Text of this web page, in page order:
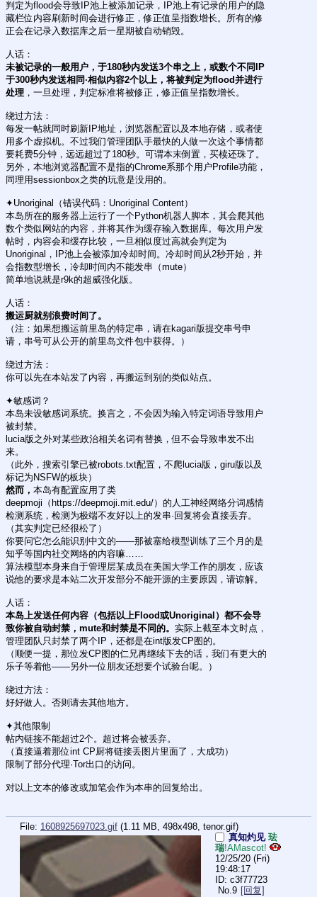
判定为flood会导致IP池上被添加记录，IP池上有记录的用户的隐
藏栏位内容刷新时间会进行修正，修正值呈指数增长。所有的修
正会在记录入数据库之后一星期被自动销毁。
人话：
未被记录的一般用户，于180秒内发送3个串之上，或数个不同IP
于300秒内发送相同·相似内容2个以上，将被判定为flood并进行
处理 ，一旦处理，判定标准将被修正，修正值呈指数增长。
绕过方法：
每发一帖就同时刷新IP地址，浏览器配置以及本地存储，或者使
用多个虚拟机。不过我们管理团队手最快的人做一次这个事情都
要耗费5分钟，远远超过了180秒。可谓本末倒置，买椟还珠了。
另外，本地浏览器配置不是指的Chrome系那个用户Profile功能，
同理用sessionbox之类的玩意是没用的。
✦Unoriginal（错误代码：Unoriginal Content）
本岛所在的服务器上运行了一个Python机器人脚本，其会爬其他
数个类似网站的内容，并将其作为缓存输入数据库。每次用户发
帖时，内容会和缓存比较，一旦相似度过高就会判定为
Unoriginal，IP池上会被添加冷却时间。冷却时间从2秒开始，并
会指数型增长，冷却时间内不能发串（mute）
简单地说就是r9k的超威强化版。
人话：
搬运厨就别浪费时间了。
（注：如果想搬运前里岛的特定串，请在kagari版提交串号申
请，串号可从公开的前里岛文件包中获得。）
绕过方法：
你可以先在本站发了内容，再搬运到别的类似站点。
✦敏感词？
本岛未设敏感词系统。换言之，不会因为输入特定词语导致用户
被封禁。
lucia版之外对某些政治相关名词有替换，但不会导致串发不出
来。
（此外，搜索引擎已被robots.txt配置，不爬lucia版，giru版以及
标记为NSFW的板块）
然而， 本岛有配置应用了类
deepmoji（https://deepmoji.mit.edu/）的人工神经网络分词感情
检测系统，检测为极端不友好以上的发串·回复将会直接丢弃。
（其实判定已经很松了）
你要问它怎么能识别中文的——那被塞给模型训练了三个月的是
知乎等国内社交网络的内容嘛……
算法模型本身来自于管理层某成员在美国大学工作的朋友，应该
说他的要求是本站二次开发部分不能开源的主要原因，请谅解。
人话：
本岛上发送任何内容（包括以上Flood或Unoriginal）都不会导
致你被自动封禁，mute和封禁是不同的。 实际上截至本文时点，
管理团队只封禁了两个IP，还都是在int版发CP图的。
（顺便一提，那位发CP图的仁兄再继续下去的话，我们有更大的
乐子等着他——另外一位朋友还想要个试验台呢。）
绕过方法：
好好做人。否则请去其他地方。
✦其他限制
帖内链接不能超过2个。超过将会被丢弃。
（直接逼着那位int CP厨将链接丢图片里面了，大成功）
限制了部分代理·Tor出口的访问。
对以上文本的修改或加笔会作为本串的回复给出。
File: 1608925697023.gif (1.11 MB, 498x498, tenor.gif)
真知灼见 珐
瑞!AMascot!
12/25/20 (Fri)
19:48:17
c3f77723
No.9 [回复]